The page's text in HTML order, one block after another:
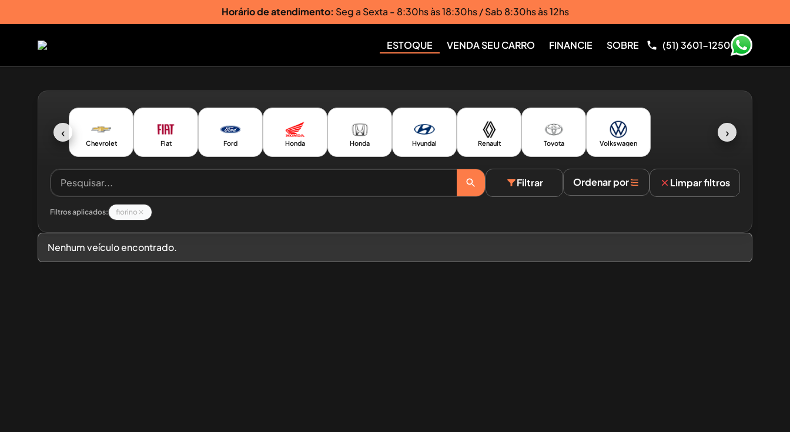
Horário de atendimento: Seg a Sexta - 8:30hs às 18:30hs / Sab 8:30hs às 12hs
ESTOQUE VENDA SEU CARRO FINANCIE SOBRE (51) 3601-1250
‹ ›
Chevrolet Fiat Ford Honda Honda Hyundai Renault Toyota Volkswagen
Filtrar Ordenar por Limpar filtros
Filtros aplicados: fiorino
Nenhum veículo encontrado.